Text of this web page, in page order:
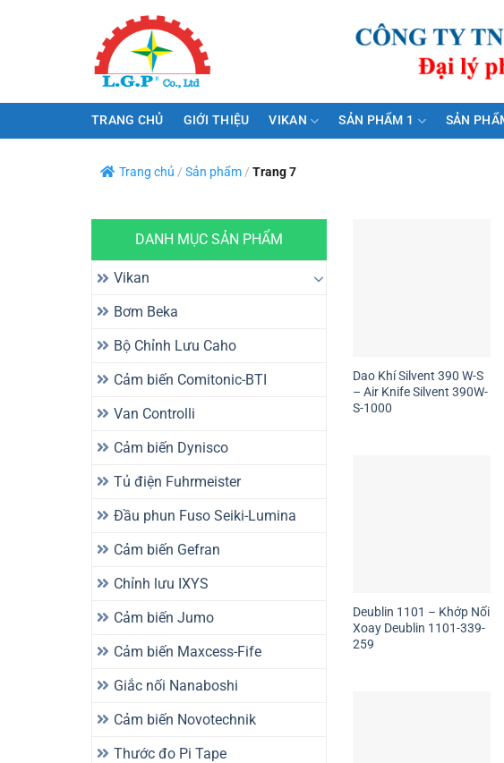
TRANG CHỦ GIỚI THIỆU VIKAN SẢN PHẨM 1 SẢN
Trang chủ / Sản phẩm/ Trang 7
DANH MỤC SẢN PHẨM
Vikan
Bơm Beka
Bộ Chỉnh Lưu Caho
Cảm biến Comitonic-BTI
Van Controlli
Cảm biến Dynisco
Tủ điện Fuhrmeister
Đầu phun Fuso Seiki-Lumina
Cảm biến Gefran
Chỉnh lưu IXYS
Cảm biến Jumo
Cảm biến Maxcess-Fife
Giắc nối Nanaboshi
Cảm biến Novotechnik
Thước đo Pi Tape
Dao Khí Silvent 390 W-S
– Air Knife Silvent 390W-
S-1000
Deublin 1101 – Khớp Nối
Xoay Deublin 1101-339-
259